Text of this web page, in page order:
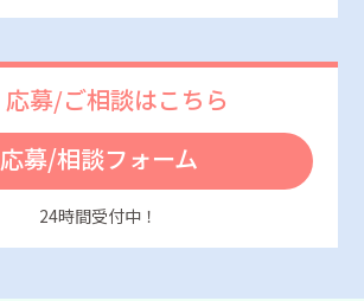
応募/ご相談はこちら
応募/相談フォーム
24時間受付中！